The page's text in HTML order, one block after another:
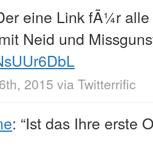
eine Link fÃ¼r
Neid und
2015 via Twitterrific
: “Ist das Ihre erste